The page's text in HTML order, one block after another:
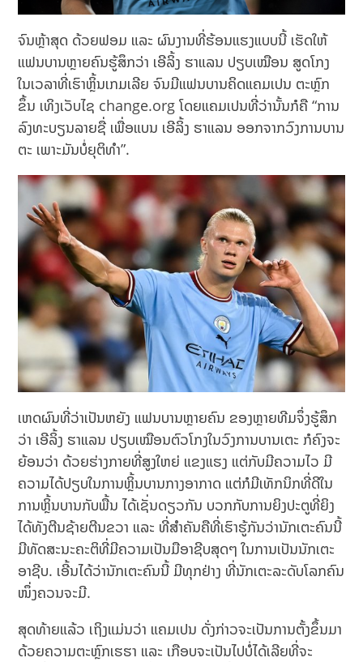
ຈົນຫຼ້າສຸດ ດ້ວຍຟອມ ແລະ ຜົນງານທີ່ຮ້ອນແຮງແບບນີ້ ເຮັດໃຫ້
ແຟນບານຫຼາຍຄົນຮູ້ສຶກວ່າ ເອີລິ້ງ ຮາແລນ ປຽບເໝືອນ ສູດໂກງ
ໃນເວລາທີ່ເຮົາຫຼິ້ນເກມເລີຍ ຈົນມີແຟນບານຄິດແຄມເປນ ຕະຫຼົກ
ຂຶ້ນ ເທິງເວັບໄຊ change.org ໂດຍແຄມເປນທີ່ວ່ານັ້ນກໍຄື “ການ
ລົງທະບຽນລາຍຊື່ ເພື່ອແບນ ເອີລິ້ງ ຮາແລນ ອອກຈາກວົງການບານ
ຕະ ເພາະມັນບໍ່ຍຸຕິທຳ”.
ເຫດຜົນທີ່ວ່າເປັນຫຍັງ ແຟນບານຫຼາຍຄົນ ຂອງຫຼາຍທີມຈຶ່ງຮູ້ສຶກ
ວ່າ ເອີລິ້ງ ຮາແລນ ປຽບເໝືອນຕົວໂກງໃນວົງການບານເຕະ ກໍຄົງຈະ
ຍ້ອນວ່າ ດ້ວຍຮ່າງກາຍທີ່ສູງໃຫຍ່ ແຂງແຮງ ແຕ່ກັບມີຄວາມໄວ ມີ
ຄວາມໄດ້ປຽບໃນການຫຼິ້ນບານກາງອາກາດ ແຕ່ກໍມີເທັກນິກທີ່ດີໃນ
ການຫຼິ້ນບານກັບພື້ນ ໄດ້ເຊັ່ນດຽວກັນ ບວກກັບການຍິງປະຕູທີ່ຍິງ
ໄດ້ທັງຕີນຊ້າຍຕີນຂວາ ແລະ ທີ່ສຳຄັນຄືທີ່ເຮົາຮູ້ກັນວ່ານັກເຕະຄົນນີ້
ມີທັດສະນະຄະຕິທີ່ມີຄວາມເປັນມືອາຊີບສຸດໆ ໃນການເປັນນັກເຕະ
ອາຊີບ. ເອີ້ນໄດ້ວ່ານັກເຕະຄົນນີ້ ມີທຸກຢ່າງ ທີ່ນັກເຕະລະດັບໂລກຄົນ
ໜຶ່ງຄວນຈະມີ.
ສຸດທ້າຍແລ້ວ ເຖິງແມ່ນວ່າ ແຄມເປນ ດັ່ງກ່າວຈະເປັນການຕັ້ງຂຶ້ນມາ
ດ້ວຍຄວາມຕະຫຼົກເຮຮາ ແລະ ເກືອບຈະເປັນໄປບໍ່ໄດ້ເລີຍທີ່ຈະ